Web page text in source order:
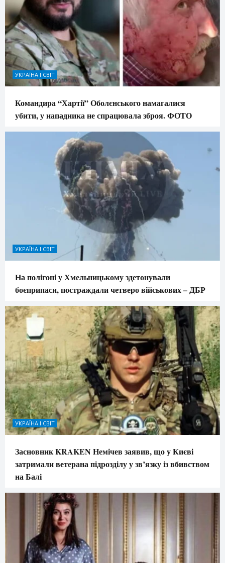
УКРАЇНА І СВІТ
Командира “Хартії” Оболєнського намагалися
убити, у нападника не спрацювала зброя. ФОТО
УКРАЇНА І СВІТ
На полігоні у Хмельницькому здетонували
боєприпаси, постраждали четверо військових – ДБР
УКРАЇНА І СВІТ
Засновник KRAKEN Немічев заявив, що у Києві
затримали ветерана підрозділу у зв’язку із вбивством
на Балі